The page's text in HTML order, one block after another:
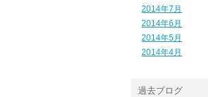
2014年7月
2014年6月
2014年5月
2014年4月
過去ブログ